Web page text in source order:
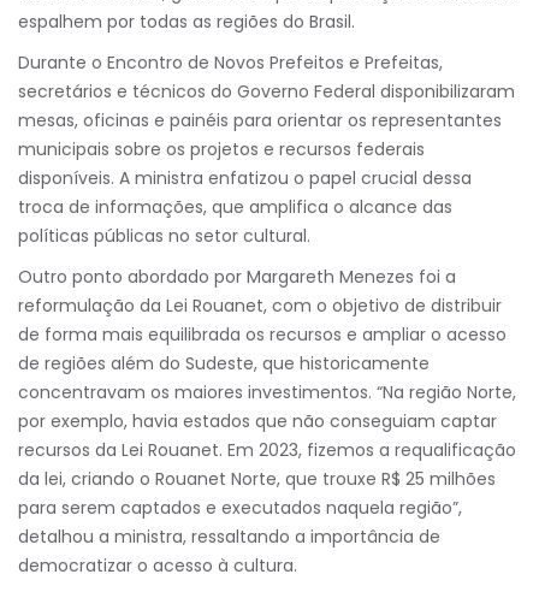
espalhem por todas as regiões do Brasil.
Durante o Encontro de Novos Prefeitos e Prefeitas,
secretários e técnicos do Governo Federal disponibilizaram
mesas, oficinas e painéis para orientar os representantes
municipais sobre os projetos e recursos federais
disponíveis. A ministra enfatizou o papel crucial dessa
troca de informações, que amplifica o alcance das
políticas públicas no setor cultural.
Outro ponto abordado por Margareth Menezes foi a
reformulação da Lei Rouanet, com o objetivo de distribuir
de forma mais equilibrada os recursos e ampliar o acesso
de regiões além do Sudeste, que historicamente
concentravam os maiores investimentos. “Na região Norte,
por exemplo, havia estados que não conseguiam captar
recursos da Lei Rouanet. Em 2023, fizemos a requalificação
da lei, criando o Rouanet Norte, que trouxe R$ 25 milhões
para serem captados e executados naquela região”,
detalhou a ministra, ressaltando a importância de
democratizar o acesso à cultura.